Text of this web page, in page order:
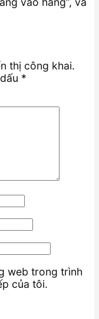
thị công khai.
*
web trong trình
của tôi.